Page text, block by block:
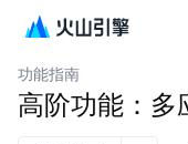
A/B测试（DataTester
功能指南
高阶功能：多